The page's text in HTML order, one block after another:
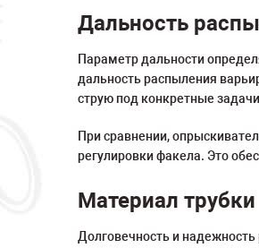
Дальность
Параметр дальности
дальность распыления
струю под конкретные
При сравнении,
регулировки факела. Это
Материал трубки
Долговечность и